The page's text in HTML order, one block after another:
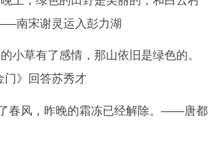
南宋谢灵运入彭力湖
小草有了感情，那山依旧是绿色的。
》回答苏秀才
春风，昨晚的霜冻已经解除。——唐都